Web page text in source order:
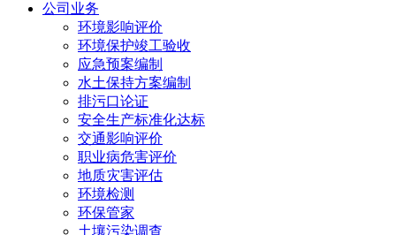
公司业务
环境影响评价
环境保护竣工验收
应急预案编制
水土保持方案编制
排污口论证
安全生产标准化达标
交通影响评价
职业病危害评价
地质灾害评估
环境检测
环保管家
土壤污染调查